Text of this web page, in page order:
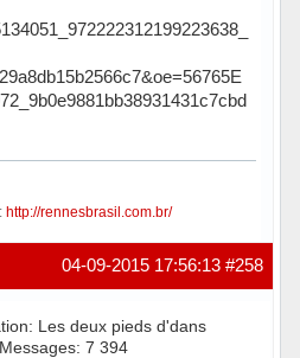
http://rennesbrasil.com.br/
#258
04-09-2015 17:56:13
Les deux pieds d'dans
Messages: 7 394